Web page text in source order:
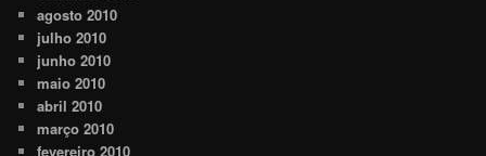
agosto 2010
julho 2010
junho 2010
maio 2010
abril 2010
março 2010
fevereiro 2010